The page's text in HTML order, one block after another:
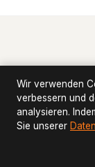
DIE
Warum
Riad
Wir verwenden
verbessern und
analysieren.
Sie unserer